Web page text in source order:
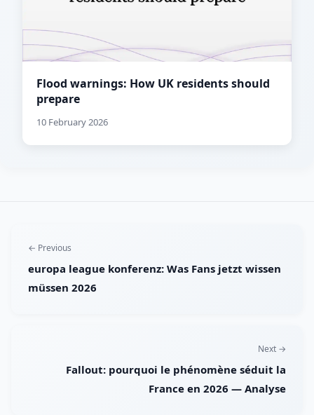
Flood warnings: How UK residents should
prepare
10 February 2026
← Previous
europa league konferenz: Was Fans jetzt wissen
müssen 2026
Next →
Fallout: pourquoi le phénomène séduit la
France en 2026 — Analyse